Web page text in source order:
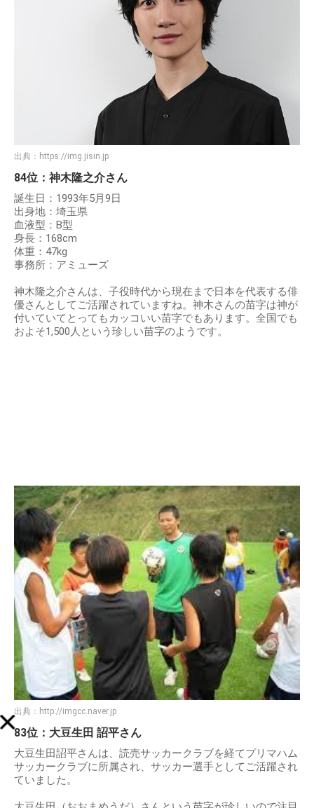
出典： https://img.jisin.jp
84位：神木隆之介さん
誕生日：1993年5月9日
出身地：埼玉県
血液型：B型
身長：168cm
体重：47kg
事務所：アミューズ
神木隆之介さんは、子役時代から現在まで日本を代表する俳
優さんとしてご活躍されていますね。神木さんの苗字は神が
付いていてとってもカッコいい苗字でもあります。全国でも
およそ1,500人という珍しい苗字のようです。
出典： http://imgcc.naver.jp
83位：大豆生田 詔平さん
大豆生田詔平さんは、読売サッカークラブを経てプリマハム
サッカークラブに所属され、サッカー選手としてご活躍され
ていました。